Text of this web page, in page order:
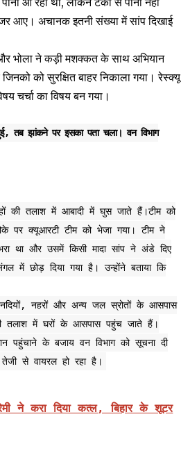
आए। अचानक इतनी संख्या में सांप दिखाई
भोला ने कड़ी मशक्कत के साथ अभियान
को सुरक्षित बाहर निकाला गया। रेस्क्यू
चर्चा का विषय बन गया।
तब झांकने पर इसका पता चला। वन विभाग
की तलाश में आबादी में घुस जाते हैं।टीम को
पर क्यूआरटी टीम को भेजा गया। टीम ने
था और उसमें किसी मादा सांप ने अंडे दिए
में छोड़ दिया गया है। उन्होंने बताया कि
नदियों, नहरों और अन्य जल स्रोतों के आसपास
तलाश में घरों के आसपास पहुंच जाते हैं।
पहुंचाने के बजाय वन विभाग को सूचना दी
तेजी से वायरल हो रहा है।
ने करा दिया कत्ल, बिहार के शूटर